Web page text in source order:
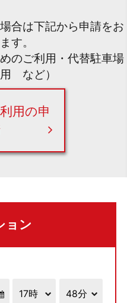
合は下記から申請をお
す。
のご利用・代替駐車場
など）
用の申
ョン